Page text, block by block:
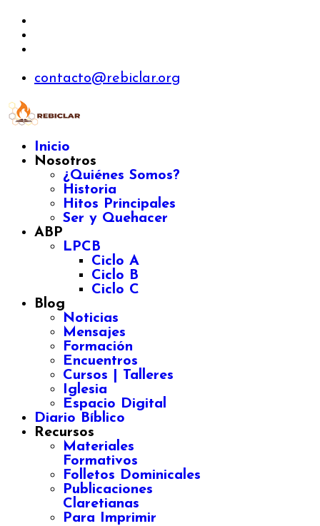
contacto@rebiclar.org
Inicio
Nosotros
¿Quiénes Somos?
Historia
Hitos Principales
Ser y Quehacer
ABP
LPCB
Ciclo A
Ciclo B
Ciclo C
Blog
Noticias
Mensajes
Formación
Encuentros
Cursos | Talleres
Iglesia
Espacio Digital
Diario Bíblico
Recursos
Materiales
Formativos
Folletos Dominicales
Publicaciones
Claretianas
Para Imprimir